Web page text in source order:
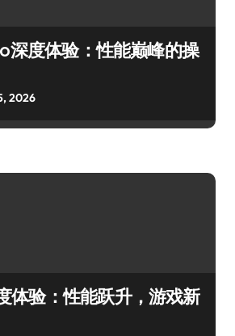
深度体验：性能巅峰的操
2026
体验：性能跃升，游戏新